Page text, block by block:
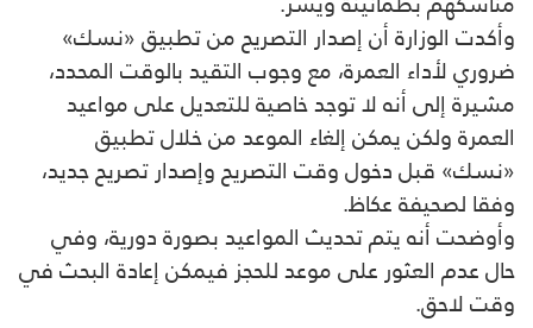
وأكدت الوزارة أن إصدار التصريح من تطبيق «نسك»
ضروري لأداء العمرة، مع وجوب التقيد بالوقت المحدد،
مشيرة إلى أنه لا توجد خاصية للتعديل على مواعيد
العمرة ولكن يمكن إلغاء الموعد من خلال تطبيق
«نسك» قبل دخول وقت التصريح وإصدار تصريح جديد،
وفقا لصحيفة عكاظ.
وأوضحت أنه يتم تحديث المواعيد بصورة دورية، وفي
حال عدم العثور على موعد للحجز فيمكن إعادة البحث في
وقت لاحق.